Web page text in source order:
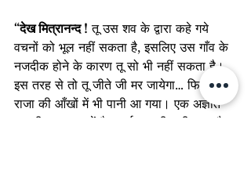
“देख मित्रानन्द ! तू उस शव के द्वारा कहे गये
वचनों को भूल नहीं सकता है, इसलिए उस गाँव के
नजदीक होने के कारण तू सो भी नहीं सकता है।
इस तरह से तो तू जीते जी मर जायेगा… फिर…”
राजा की आँखों में भी पानी आ गया। एक अज्ञात
उदासी वातावरण में फैल गई। आधी घड़ी तक मौन